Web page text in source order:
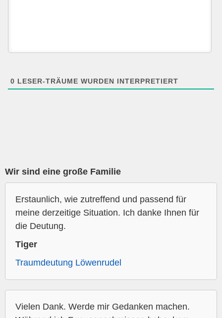
0 LESER-TRÄUME WURDEN INTERPRETIERT
Wir sind eine große Familie
Erstaunlich, wie zutreffend und passend für
meine derzeitige Situation. Ich danke Ihnen für
die Deutung.
Tiger
Traumdeutung Löwenrudel
Vielen Dank. Werde mir Gedanken machen.